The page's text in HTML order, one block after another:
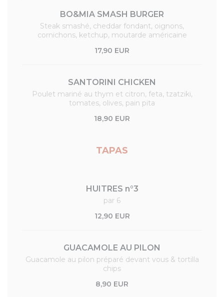
BO&MIA SMASH BURGER
Steak smashé, cheddar fondant, oignons,
cornichons, ketchup, moutarde américaine
17,90 EUR
SANTORINI CHICKEN
Poulet mariné au thym et citron, feta, tzatziki,
tomates, olives, pain pita
18,90 EUR
TAPAS
HUITRES n°3
par 6
12,90 EUR
GUACAMOLE AU PILON
Guacamole au pilon préparé devant vous & tortilla
chips
8,90 EUR